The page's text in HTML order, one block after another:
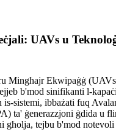
UAVs u
Mingħajr Ekwipaġġ
b'mod sinifikanti l-
is-sistemi, ibbażati fuq
ta' ġenerazzjoni ġdida u
għolja, tejbu b'mod